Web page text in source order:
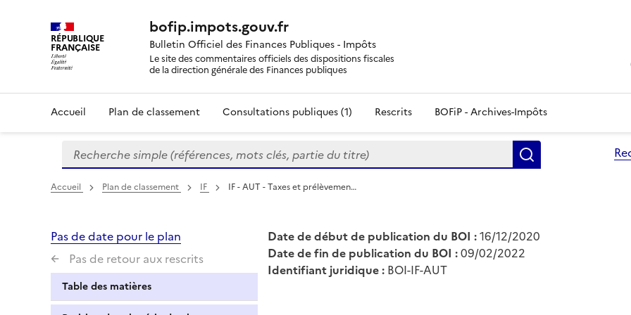
RÉPUBLIQUE
FRANÇAISE
bofip.impots.gouv.fr
Bulletin Officiel des Finances Publiques - Impôts
Le site des commentaires officiels des dispositions fiscales
de la direction générale des Finances publiques
Accueil Plan de classement Consultations publiques (1) Rescrits BOFiP - Archives-Impôts
Formulaire
de
recherche
Recherche simple (références, mots clés, partie du titre)
Accueil Plan de classement IF IF - AUT - Taxes et prélèvemen…
Pas de date pour le plan
Pas de retour aux rescrits
Table des matières
Date de début de publication du BOI :16/12/2020
Date de fin de publication du BOI :09/02/2022
Identifiant juridique : BOI-IF-AUT